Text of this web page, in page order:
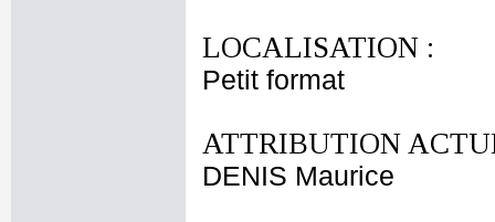
LOCALISATION :
Petit format
ATTRIBUTION
DENIS Maurice